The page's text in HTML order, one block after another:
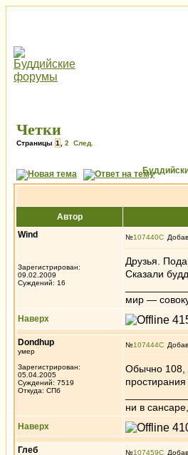
Четки
Страницы 1 2 След.
Автор
Wind
Зарегистрирован:
09.02.2009
Суждений: 16
№107440
Друзья.
Сказали
мир —
Наверх
Dondhup
умер
Зарегистрирован:
05.04.2005
Суждений: 7519
Откуда: СПб
№107444
Обычно 108,
простирания
ни в
Наверх
Глеб №107459